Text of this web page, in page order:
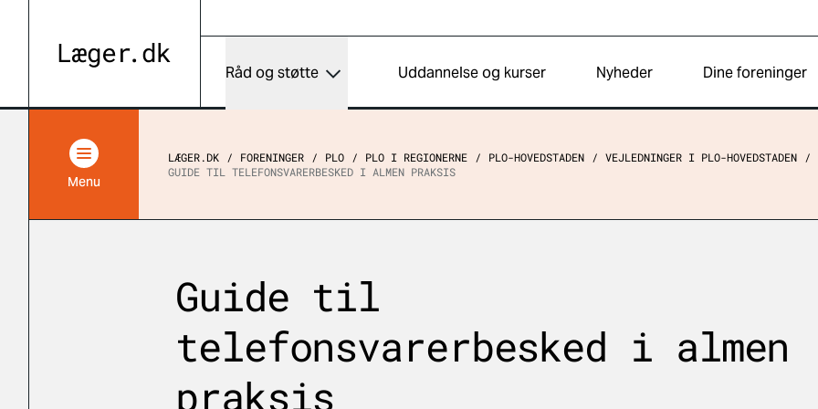
Råd og støtte Uddannelse og kurser Nyheder Dine foreninger
Menu
LÆGER.DK FORENINGER PLO PLO I REGIONERNE PLO-HOVEDSTADEN
VEJLEDNINGER I PLO-HOVEDSTADEN
GUIDE TIL TELEFONSVARERBESKED I ALMEN PRAKSIS
Guide til
telefonsvarerbesked i almen
praksis